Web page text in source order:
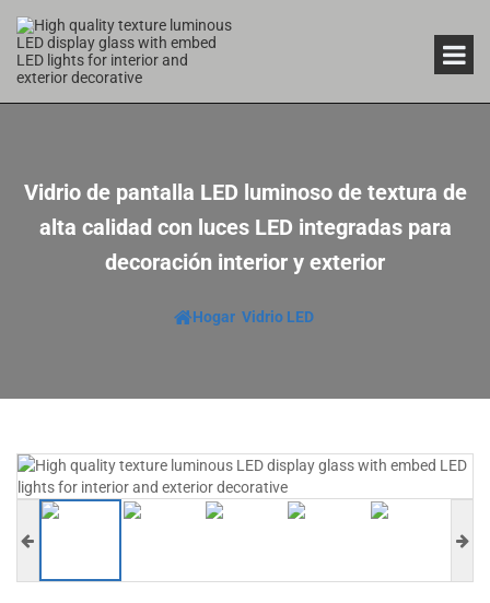
Vidrio de pantalla LED luminoso de textura de
alta calidad con luces LED integradas para
decoración interior y exterior
Hogar Vidrio LED